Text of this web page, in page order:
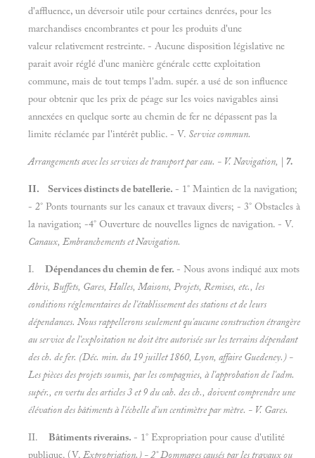
d'affluence, un déversoir utile pour certaines denrées, pour les
marchandises encombrantes et pour les produits d'une
valeur relativement restreinte. - Aucune disposition législative ne
parait avoir réglé d'une manière générale cette exploitation
commune, mais de tout temps l'adm. supér. a usé de son influence
pour obtenir que les prix de péage sur les voies navigables ainsi
annexées en quelque sorte au chemin de fer ne dépassent pas la
limite réclamée par l'intérêt public. - V. Service commun.
Arrangements avec les services de transport par eau. - V.Navigation, | 7.
II. Services distincts de batellerie. - 1° Maintien de la navigation;
- 2° Ponts tournants sur les canaux et travaux divers; - 3° Obstacles à
la navigation; -4° Ouverture de nouvelles lignes de navigation. - V.
Canaux, Embranchements etNavigation.
I. Dépendances du chemin de fer. - Nous avons indiqué aux mots
Abris, Buffets, Gares, Halles, Maisons, Projets, Remises, etc., les
conditions réglementaires de l'établissement des stations et de leurs
dépendances. Nous rappellerons seulement qu'aucune constructionétrangère
au service de l'exploitation ne doit être autorisée sur les terrains dépendant
des ch. de fer. (Déc. min. du 19 juillet 1860, Lyon, affaire Guedeney.) -
Les pièces des projets soumis, par les compagnies, à l'approbation de l'adm.
supér., en vertu des articles 3 et 9 du cah. des ch., doivent comprendre une
élévation desbâtiments à l'échelle d'un centimètre par mètre. - V. Gares.
II. Bâtiments riverains. - 1° Expropriation pour cause d'utilité
publique. (V. Expropriation.) - 2° Dommages causés par les travaux ou